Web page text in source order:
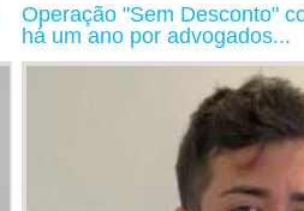
Operação "Sem Desconto"
há um ano por advogados...